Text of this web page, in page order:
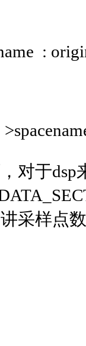
:
对于dsp
采样点